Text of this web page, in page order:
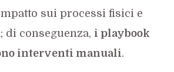
sui processi fisici e
di conseguenza, i playbook
interventi manuali.